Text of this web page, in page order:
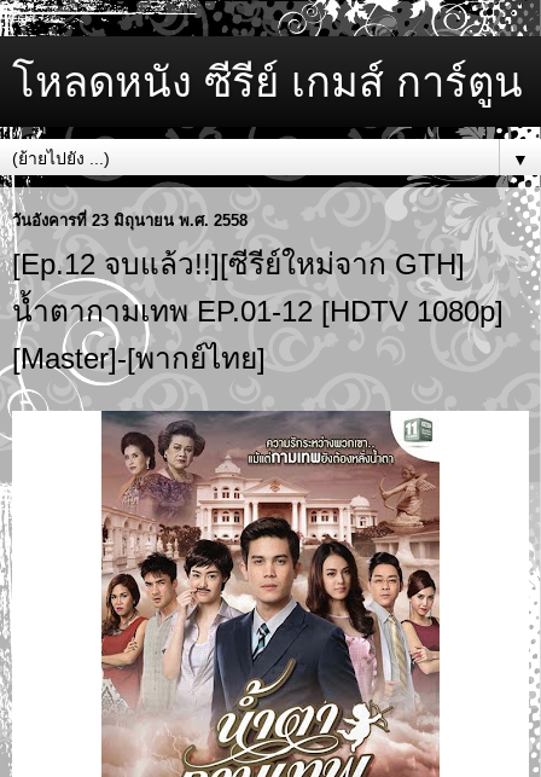
โหลดหนัง ซีรีย์ เกมส์ การ์ตูน
▼
วันอังคารที่ 23 มิถุนายน พ.ศ. 2558
[Ep.12 จบแล้ว!!][ซีรีย์ใหม่จาก GTH]
น้ำตากามเทพ EP.01-12 [HDTV 1080p]
[Master]-[พากย์ไทย]